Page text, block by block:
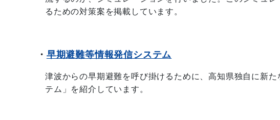
るための対策案を掲載しています。
・ 早期避難等情報発信システム
津波からの早期避難を呼び掛けるために、高知県独自に新
テム」 を紹介しています。